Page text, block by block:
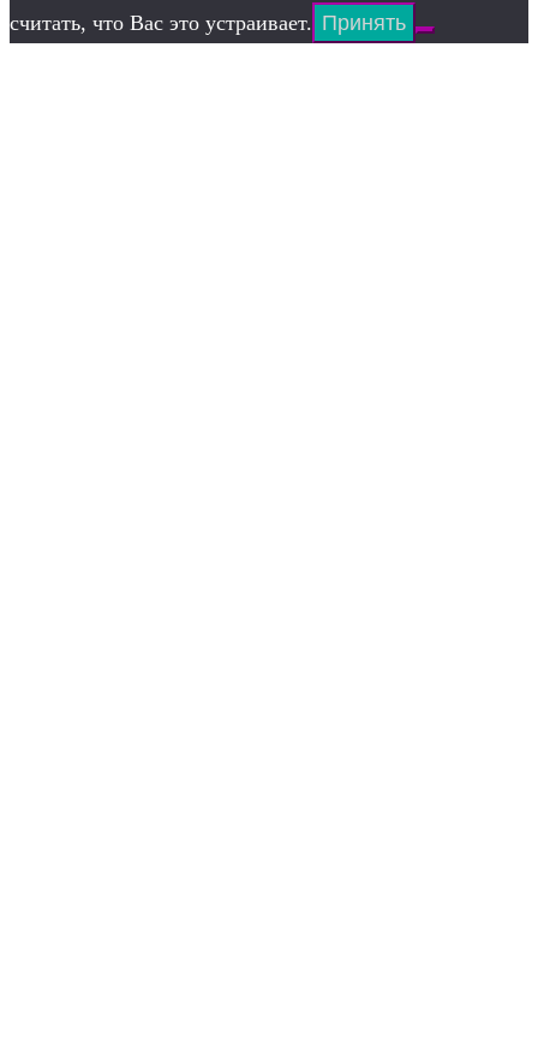
считать, что Вас это устраивает. Принять